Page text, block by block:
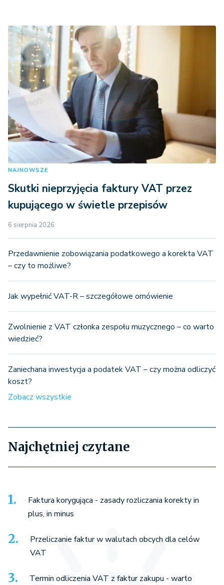
NAJNOWSZE
Skutki nieprzyjęcia faktury VAT przez
kupującego w świetle przepisów
6 sierpnia 2026
Przedawnienie zobowiązania podatkowego a korekta VAT
– czy to możliwe?
Jak wypełnić VAT-R – szczegółowe omówienie
Zwolnienie z VAT członka zespołu muzycznego – co warto
wiedzieć?
Zaniechana inwestycja a podatek VAT – czy można odliczyć
koszt?
Zobacz wszystkie
Najchętniej czytane
Faktura korygująca - zasady rozliczania korekty in
plus, in minus
Przeliczanie faktur w walutach obcych dla celów
VAT
Termin odliczenia VAT z faktur zakupu - warto